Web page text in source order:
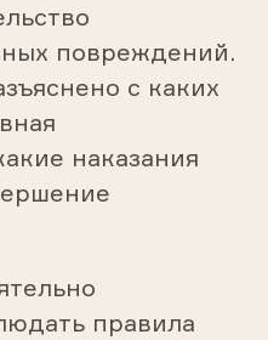
повреждений.
с каких
наказания
правила